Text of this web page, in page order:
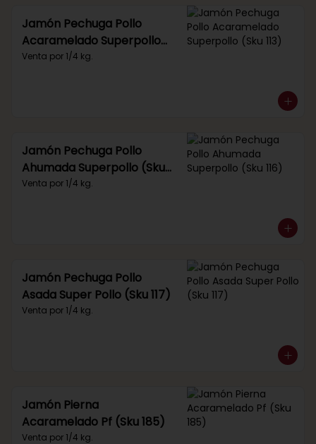
Jamón Pechuga Pollo
Acaramelado Superpollo
(Sku 113)
Venta por 1/4 kg.
Jamón Pechuga Pollo
Ahumada Superpollo (Sku
116)
Venta por 1/4 kg.
Jamón Pechuga Pollo
Asada Super Pollo (Sku 117)
Venta por 1/4 kg.
Jamón Pierna
Acaramelado Pf (Sku 185)
Venta por 1/4 kg.